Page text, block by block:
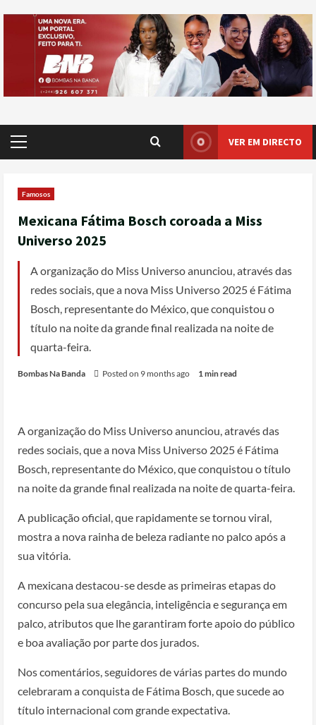
VER EM DIRECTO
Famosos
Mexicana Fátima Bosch coroada a Miss
Universo 2025
A organização do Miss Universo anunciou, através das
redes sociais, que a nova Miss Universo 2025 é Fátima
Bosch, representante do México, que conquistou o
título na noite da grande final realizada na noite de
quarta-feira.
Bombas Na Banda Posted on 9 months ago 1 min read
A organização do Miss Universo anunciou, através das
redes sociais, que a nova Miss Universo 2025 é Fátima
Bosch, representante do México, que conquistou o título
na noite da grande final realizada na noite de quarta-feira.
A publicação oficial, que rapidamente se tornou viral,
mostra a nova rainha de beleza radiante no palco após a
sua vitória.
A mexicana destacou-se desde as primeiras etapas do
concurso pela sua elegância, inteligência e segurança em
palco, atributos que lhe garantiram forte apoio do público
e boa avaliação por parte dos jurados.
Nos comentários, seguidores de várias partes do mundo
celebraram a conquista de Fátima Bosch, que sucede ao
título internacional com grande expectativa.